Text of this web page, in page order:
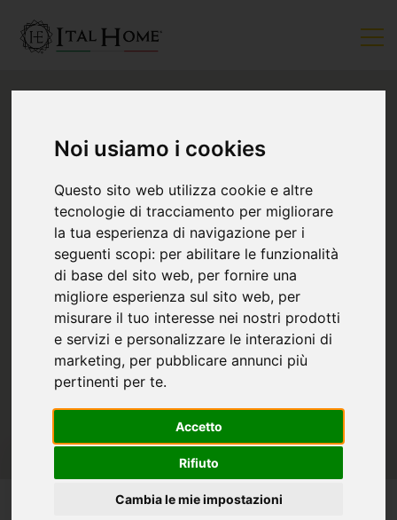
Noi usiamo i cookies
Questo sito web utilizza cookie e altre
tecnologie di tracciamento per migliorare
la tua esperienza di navigazione per i
seguenti scopi: per abilitare le funzionalità
di base del sito web, per fornire una
migliore esperienza sul sito web, per
misurare il tuo interesse nei nostri prodotti
e servizi e personalizzare le interazioni di
marketing, per pubblicare annunci più
pertinenti per te.
Accetto
Rifiuto
Cambia le mie impostazioni
IN VENDITA IN AFFITTO